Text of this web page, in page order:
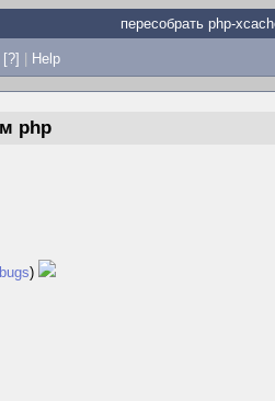
пересобрать php-
[?] | Help
php
)